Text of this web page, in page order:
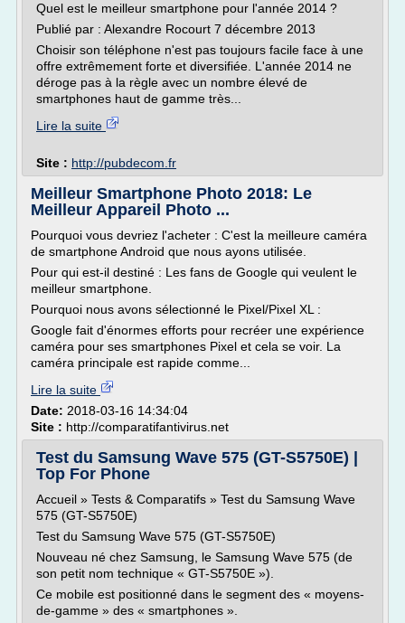
Quel est le meilleur smartphone pour l'année 2014 ?
Publié par : Alexandre Rocourt 7 décembre 2013
Choisir son téléphone n'est pas toujours facile face à une
offre extrêmement forte et diversifiée. L'année 2014 ne
déroge pas à la règle avec un nombre élevé de
smartphones haut de gamme très...
Lire la suite
Site : http://pubdecom.fr
Meilleur Smartphone Photo 2018: Le
Meilleur Appareil Photo ...
Pourquoi vous devriez l'acheter : C'est la meilleure caméra
de smartphone Android que nous ayons utilisée.
Pour qui est-il destiné : Les fans de Google qui veulent le
meilleur smartphone.
Pourquoi nous avons sélectionné le Pixel/Pixel XL :
Google fait d'énormes efforts pour recréer une expérience
caméra pour ses smartphones Pixel et cela se voir. La
caméra principale est rapide comme...
Lire la suite
Date: 2018-03-16 14:34:04
Site : http://comparatifantivirus.net
Test du Samsung Wave 575 (GT-S5750E) |
Top For Phone
Accueil » Tests & Comparatifs » Test du Samsung Wave
575 (GT-S5750E)
Test du Samsung Wave 575 (GT-S5750E)
Nouveau né chez Samsung, le Samsung Wave 575 (de
son petit nom technique « GT-S5750E »).
Ce mobile est positionné dans le segment des « moyens-
de-gamme » des « smartphones ».